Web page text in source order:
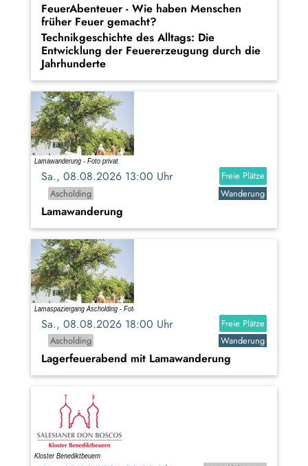
FeuerAbenteuer - Wie haben Menschen
früher Feuer gemacht?
Technikgeschichte des Alltags: Die
Entwicklung der Feuererzeugung durch die
Jahrhunderte
Sa., 08.08.2026 13:00 Uhr
Freie Plätze
Ascholding
Wanderung
Lamawanderung
Sa., 08.08.2026 18:00 Uhr
Freie Plätze
Ascholding
Wanderung
Lagerfeuerabend mit Lamawanderung